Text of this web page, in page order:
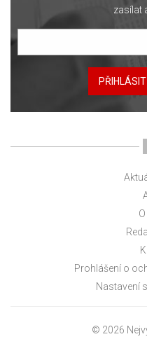
zasílat
PŘIHLÁSIT
Prohlášení o
Nastavení
© 2026